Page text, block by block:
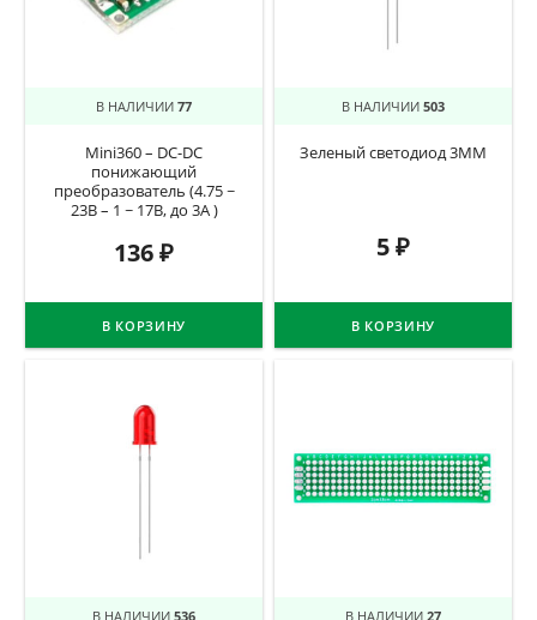
В НАЛИЧИИ 77
Mini360 – DC-DC
понижающий
преобразователь (4.75 ~
23В – 1 ~ 17В, до 3А )
136₽
В КОРЗИНУ
В НАЛИЧИИ 503
Зеленый светодиод 3ММ
5₽
В КОРЗИНУ